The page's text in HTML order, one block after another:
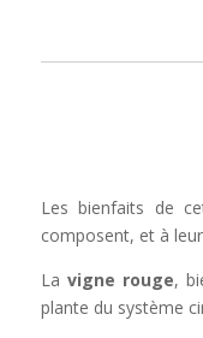
Les bienfaits de
composent, et à
La vigne rouge,
plante du système